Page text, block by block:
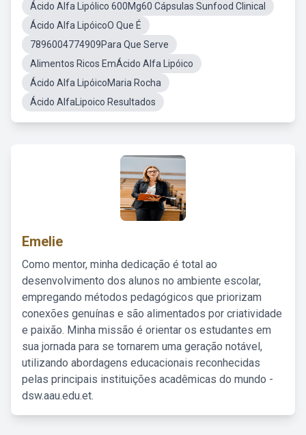
Ácido Alfa Lipólico 600Mg60 Cápsulas Sunfood Clinical
Ácido Alfa LipóicoO Que É
7896004774909Para Que Serve
Alimentos Ricos EmÁcido Alfa Lipóico
Ácido Alfa LipóicoMaria Rocha
Ácido AlfaLipoico Resultados
Emelie
Como mentor, minha dedicação é total ao
desenvolvimento dos alunos no ambiente escolar,
empregando métodos pedagógicos que priorizam
conexões genuínas e são alimentados por criatividade
e paixão. Minha missão é orientar os estudantes em
sua jornada para se tornarem uma geração notável,
utilizando abordagens educacionais reconhecidas
pelas principais instituições acadêmicas do mundo -
dsw.aau.edu.et.